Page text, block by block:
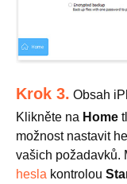
Krok 3. Obsah
Klikněte na Home
možnost nastavit
vašich požadavků.
hesla kontrolou